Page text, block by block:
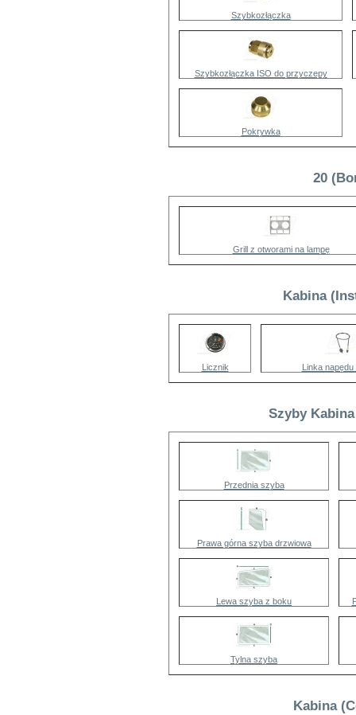
Szybkozłączka
Szybkozłączka ISO do przyczepy
Pokrywka
20
Grill z otworami na lampę
Kabina
Licznik Linka napędu
Szyby
Przednia szyba
Prawa górna szyba drzwiowa
Lewa szyba z boku
Tylna szyba
Kabina